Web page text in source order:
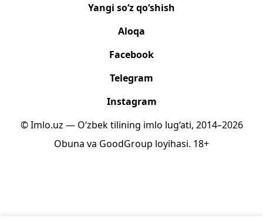
Yangi so‘z qo‘shish
Aloqa
Facebook
Telegram
Instagram
© Imlo.uz — O‘zbek tilining imlo lug‘ati, 2014–2026
Obuna va GoodGroup loyihasi. 18+